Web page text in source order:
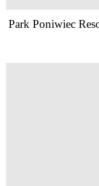
Park Poniwiec